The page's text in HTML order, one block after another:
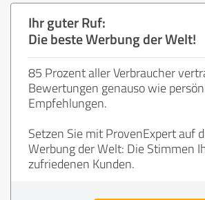
Ihr guter Ruf:
Die beste Werbung der Welt!
85 Prozent aller Verbraucher
Bewertungen genauso wie
Empfehlungen.
Setzen Sie mit ProvenExpert auf
Werbung der Welt: Die Stimmen
zufriedenen Kunden.